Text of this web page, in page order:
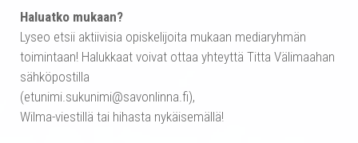
Haluatko mukaan?
Lyseo etsii aktiivisia opiskelijoita mukaan mediaryhmän
toimintaan! Halukkaat voivat ottaa yhteyttä Titta Välimaahan
sähköpostilla
(etunimi.sukunimi@savonlinna.fi),
Wilma-viestillä tai hihasta nykäisemällä!